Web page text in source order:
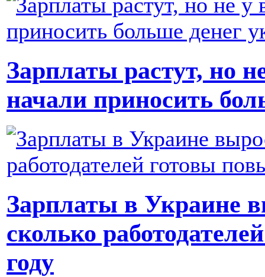
Зарплаты растут, но
начали приносить
Зарплаты в Украине
сколько
году